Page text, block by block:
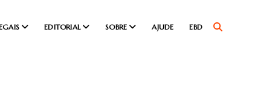
EDITORIAL SOBRE AJUDE EBD